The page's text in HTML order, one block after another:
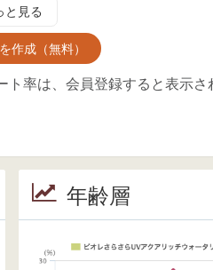
と見る
作成（無料）
率は、会員登録すると表示さ
年齢層